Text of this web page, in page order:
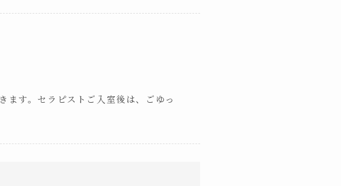
ます。セラピストご入室後は、ごゆっ